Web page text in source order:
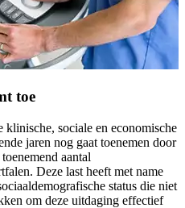
toe
klinische, sociale en economische
jaren nog gaat toenemen door
aantal
Deze last heeft met name
status die niet
om deze uitdaging effectief